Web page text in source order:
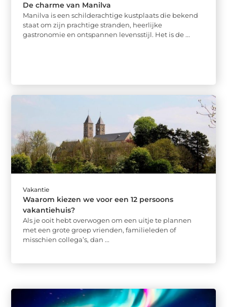
De charme van Manilva
Manilva is een schilderachtige kustplaats die bekend
staat om zijn prachtige stranden, heerlijke
gastronomie en ontspannen levensstijl. Het is de ...
Vakantie
Waarom kiezen we voor een 12 persoons
vakantiehuis?
Als je ooit hebt overwogen om een uitje te plannen
met een grote groep vrienden, familieleden of
misschien collega’s, dan ...